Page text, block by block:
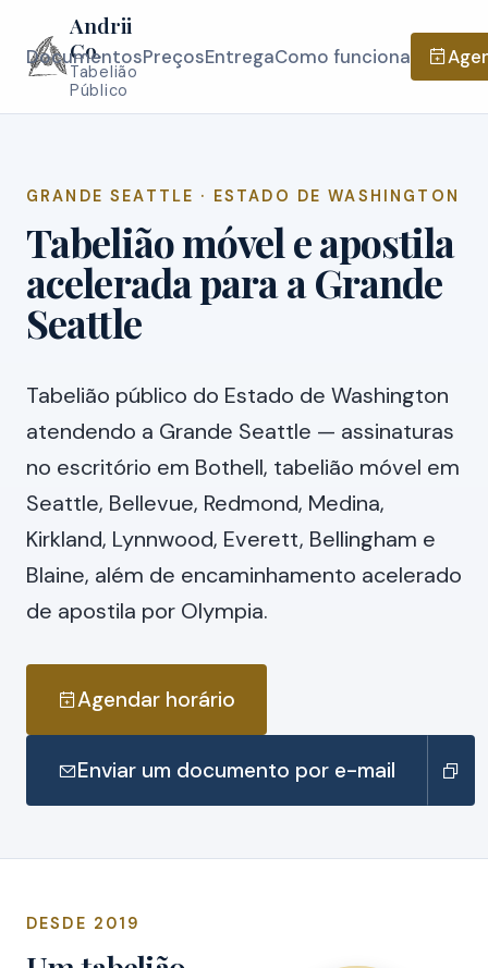
Andrii
Co.
Tabelião
Público
DocumentosPreçosEntregaComo funciona
GRANDE SEATTLE · ESTADO DE WASHINGTON
Tabelião móvel e apostila
acelerada para a Grande
Seattle
Tabelião público do Estado de Washington
atendendo a Grande Seattle — assinaturas
no escritório em Bothell, tabelião móvel em
Seattle, Bellevue, Redmond, Medina,
Kirkland, Lynnwood, Everett, Bellingham e
Blaine, além de encaminhamento acelerado
de apostila por Olympia.
Agendar horário
Enviar um documento por e-mail
DESDE 2019